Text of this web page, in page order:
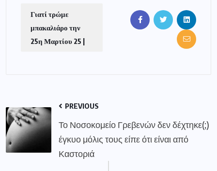
Γιατί τρώμε
μπακαλιάρο την
25η Μαρτίου 25 |
PREVIOUS
Το Νοσοκομείο Γρεβενών δεν δέχτηκε(;)
έγκυο μόλις τους είπε ότι είναι από
Καστοριά